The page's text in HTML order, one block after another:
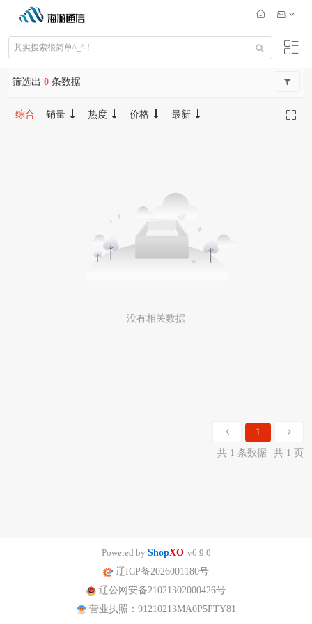
筛选出 0 条数据
综合 销量 热度 价格 最新
没有相关数据
1
共 1 条数据
共 1 页
Powered by ShopXO v6.9.0
辽ICP备2026001180号
辽公网安备21021302000426号
营业执照：91210213MA0P5PTY81